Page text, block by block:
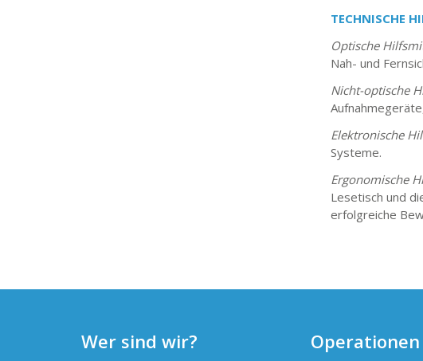
TECHNISCHE
Optische
Nah- und
Nicht-optische
Elektronische
Systeme.
Ergonomische
Lesetisch und
erfolgreiche
Wer sind wir? Operationen